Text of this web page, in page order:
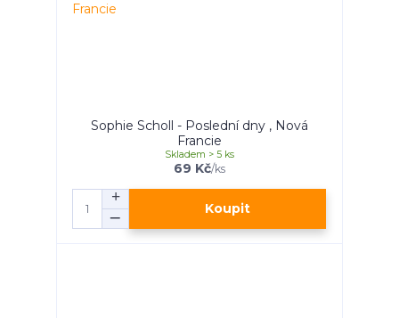
Sophie Scholl - Poslední dny , Nová
Francie
69 Kč/ks
Skladem > 5 ks
Koupit